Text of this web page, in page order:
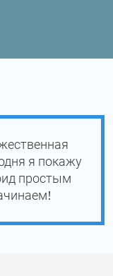
я покажу
простым